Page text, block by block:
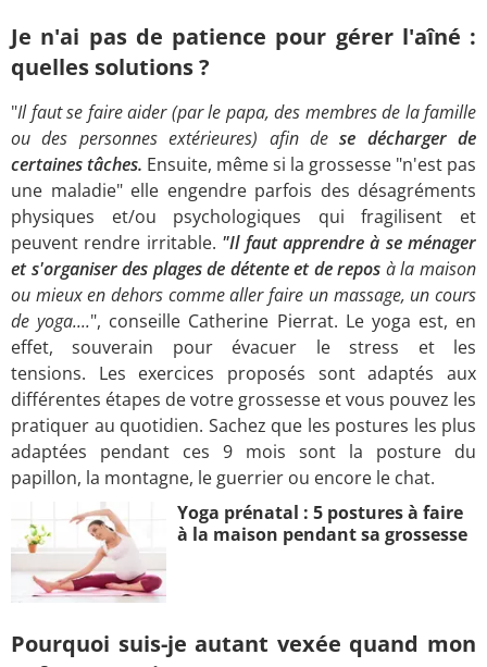
Je n'ai pas de patience pour gérer l'aîné :
quelles solutions ?
"Il faut se faire aider (par le papa, des membres de la famille
ou des personnes extérieures) afin dese décharger de
certaines tâches. Ensuite, même si la grossesse "n'est pas
une maladie" elle engendre parfois des désagréments
physiques et/ou psychologiques qui fragilisent et
peuvent rendre irritable. "Il faut apprendre à se ménager
et s'organiser des plages de détente et de repos à la maison
ou mieux en dehors comme aller faire un massage, un cours
de yoga....", conseille Catherine Pierrat. Le yoga est, en
effet, souverain pour évacuer le stress et les
tensions. Les exercices proposés sont adaptés aux
différentes étapes de votre grossesse et vous pouvez les
pratiquer au quotidien. Sachez que les postures les plus
adaptées pendant ces 9 mois sont la posture du
papillon, la montagne, le guerrier ou encore le chat.
Yoga prénatal : 5 postures à faire
à la maison pendant sa grossesse
Pourquoi suis-je autant vexée quand mon